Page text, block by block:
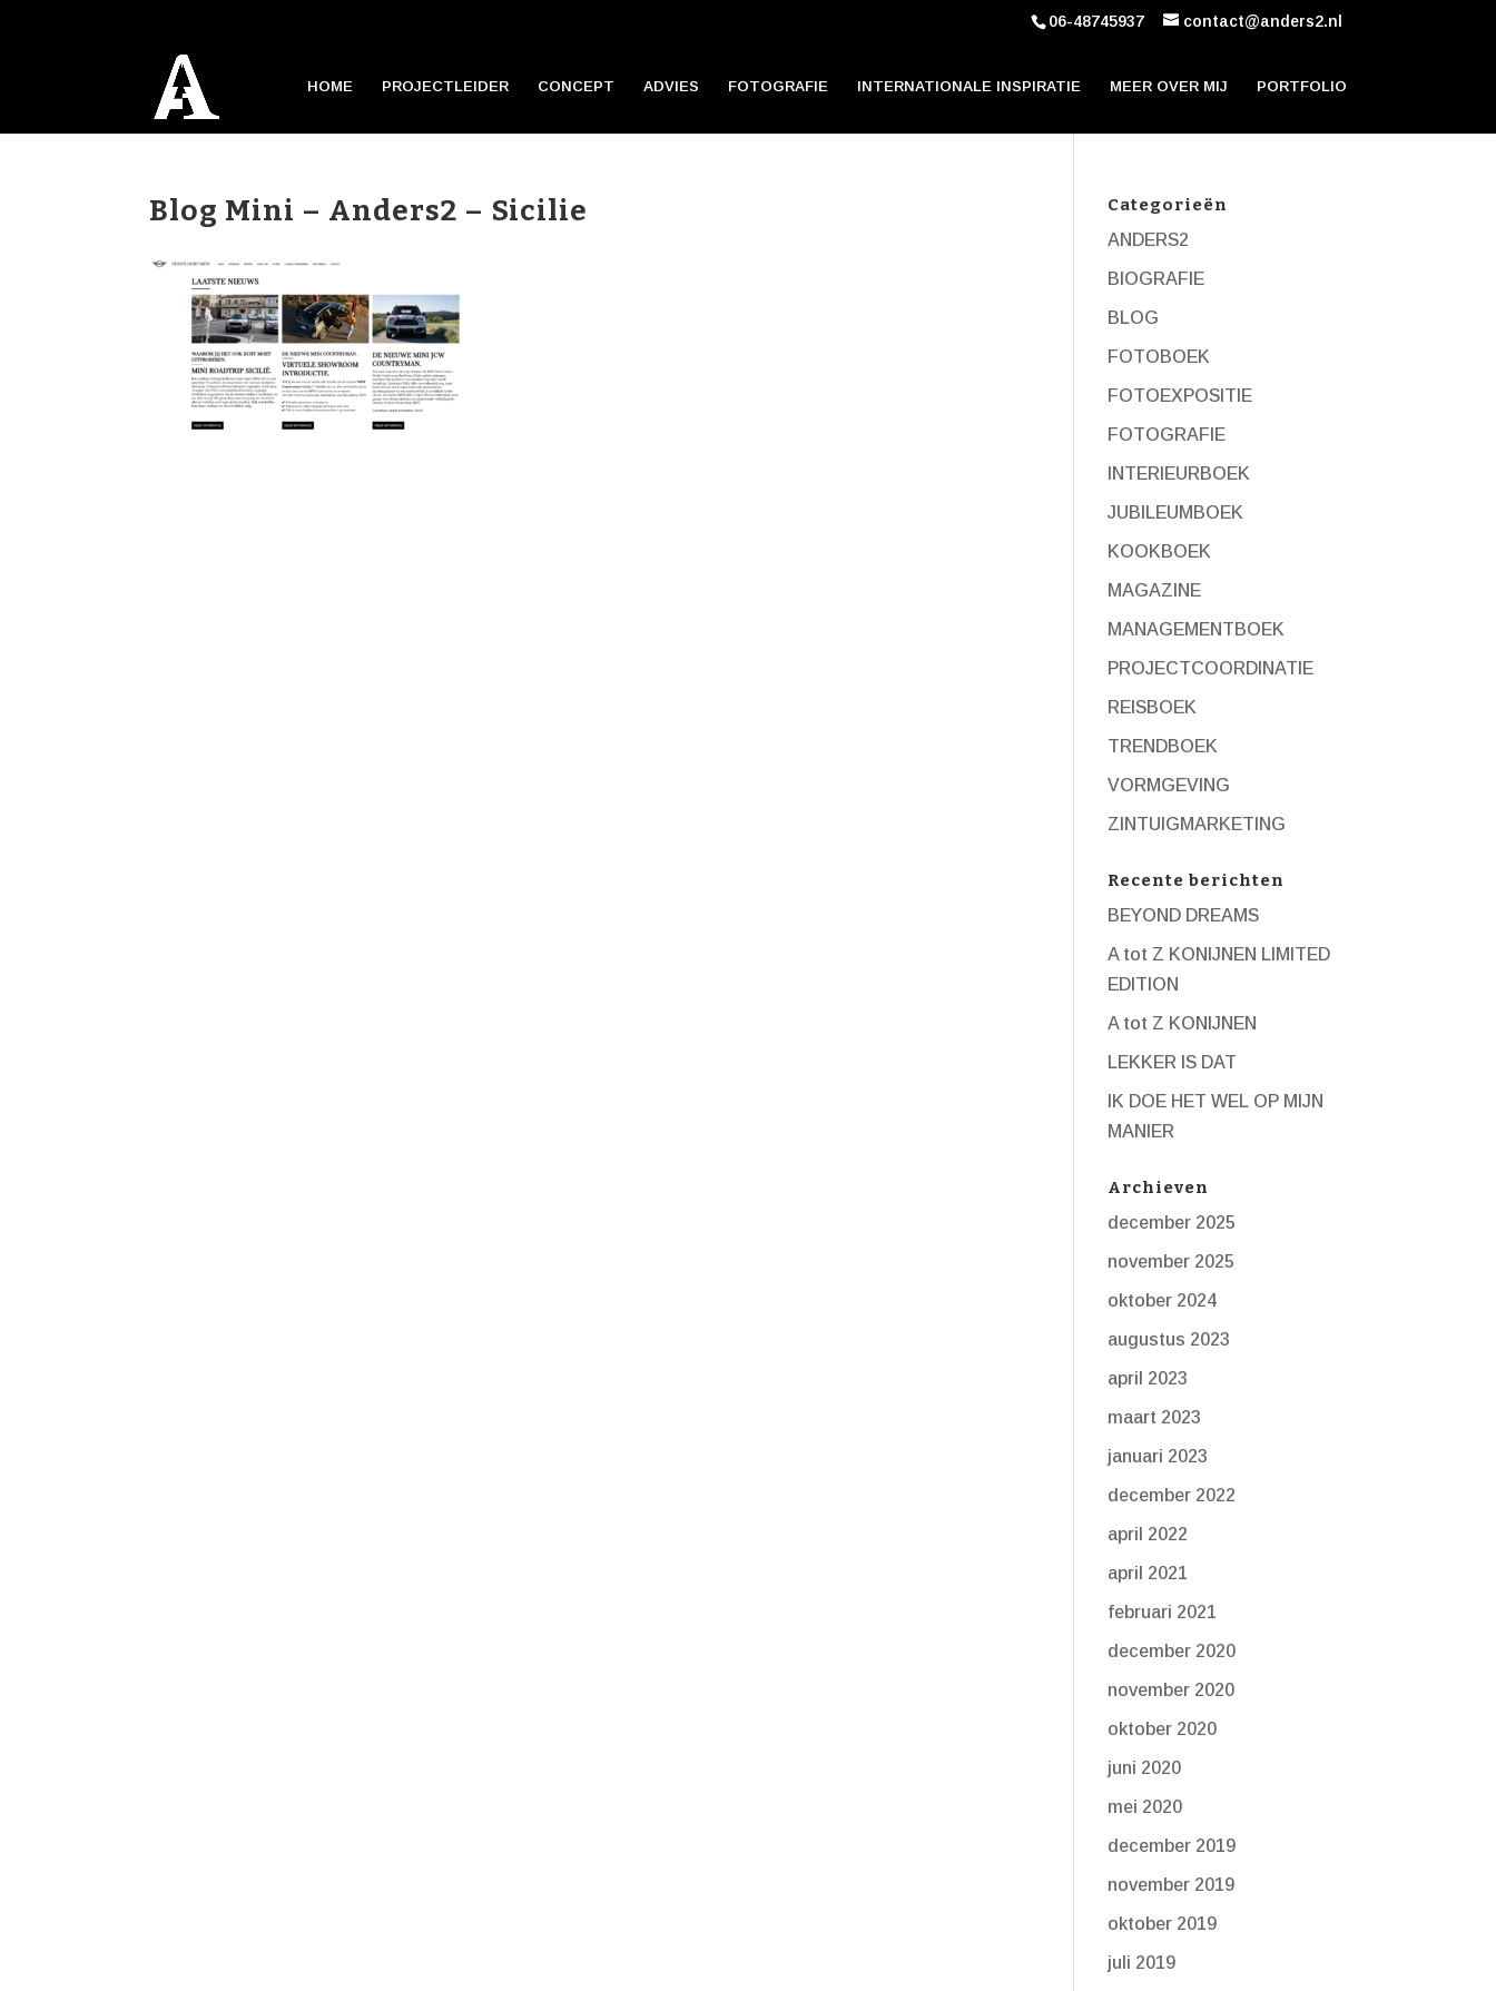
06-48745937 contact@anders2.nl
HOME PROJECTLEIDER CONCEPT ADVIES FOTOGRAFIE INTERNATIONALE INSPIRATIE MEER OVER MIJ PORTFOLIO
Blog Mini – Anders2 – Sicilie Categorieën
ANDERS2
BIOGRAFIE
BLOG
FOTOBOEK
FOTOEXPOSITIE
FOTOGRAFIE
INTERIEURBOEK
JUBILEUMBOEK
KOOKBOEK
MAGAZINE
MANAGEMENTBOEK
PROJECTCOORDINATIE
REISBOEK
TRENDBOEK
VORMGEVING
ZINTUIGMARKETING
Recente berichten
BEYOND DREAMS
A tot Z KONIJNEN LIMITED
EDITION
A tot Z KONIJNEN
LEKKER IS DAT
IK DOE HET WEL OP MIJN
MANIER
Archieven
december 2025
november 2025
oktober 2024
augustus 2023
april 2023
maart 2023
januari 2023
december 2022
april 2022
april 2021
februari 2021
december 2020
november 2020
oktober 2020
juni 2020
mei 2020
december 2019
november 2019
oktober 2019
juli 2019